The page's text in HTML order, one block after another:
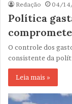
Redação 04/
Política
O controle dos
consistente da
Leia mais »